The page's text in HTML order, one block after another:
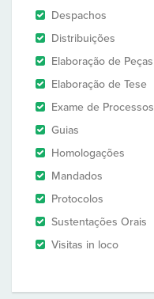
Despachos
Distribuições
Elaboração de Peças
Elaboração de Tese
Exame de Processos
Guias
Homologações
Mandados
Protocolos
Sustentações Orais
Visitas in loco